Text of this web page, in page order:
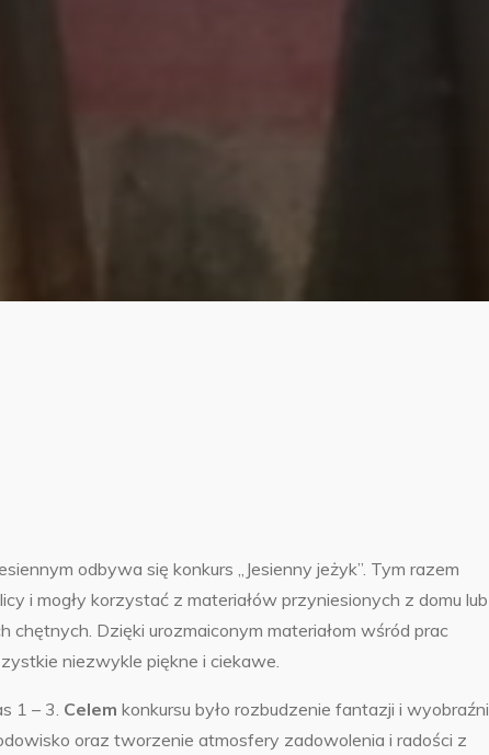
odbywa się konkurs „Jesienny jeżyk”. Tym razem
i mogły korzystać z materiałów przyniesionych z domu lub
Dzięki urozmaiconym materiałom wśród prac
niezwykle piękne i ciekawe.
1 – 3. Celem konkursu było rozbudzenie fantazji i wyobraźni
oraz tworzenie atmosfery zadowolenia i radości z